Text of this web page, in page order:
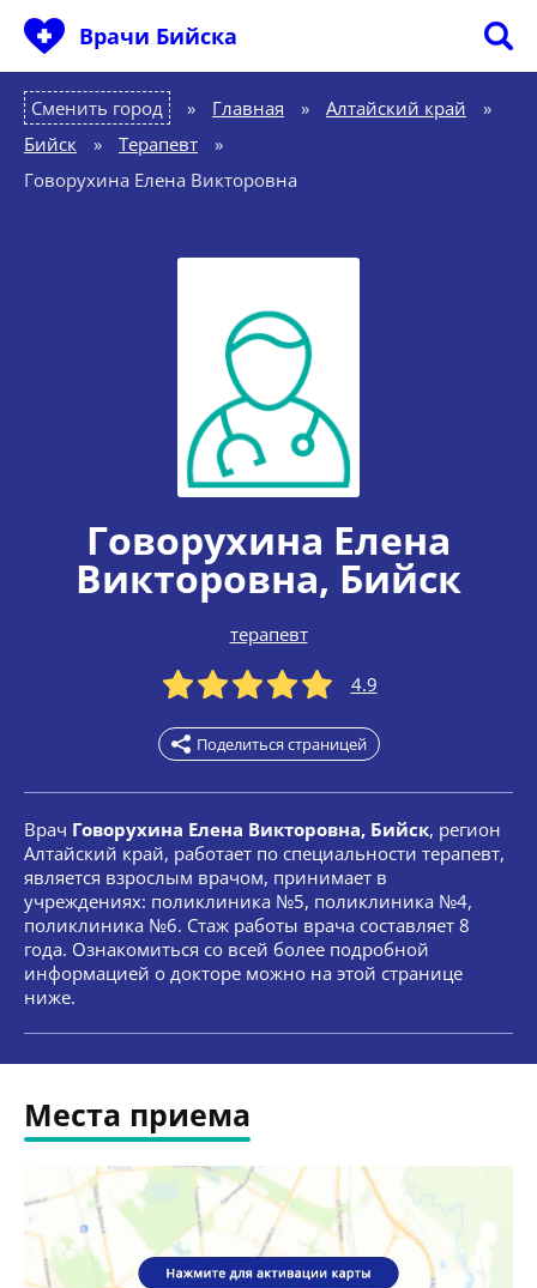
Врачи Бийска
Сменить город Главная » Алтайский край
»
Бийск
» Терапевт
»
Говорухина Елена Викторовна
Говорухина Елена
Викторовна, Бийск
терапевт
4.9
Поделиться страницей
Врач Говорухина Елена Викторовна, Бийск, регион
Алтайский край, работает по специальности терапевт,
является взрослым врачом, принимает в
учреждениях: поликлиника №5, поликлиника №4,
поликлиника №6. Стаж работы врача составляет 8
года. Ознакомиться со всей более подробной
информацией о докторе можно на этой странице
ниже.
Места приема